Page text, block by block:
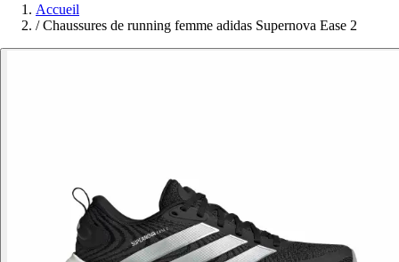
Accueil
/ Chaussures de running femme adidas Supernova Ease 2